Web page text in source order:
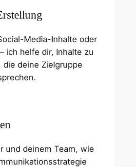
Media-Inhalte oder
ich helfe dir, Inhalte zu
deine Zielgruppe
und deinem Team, wie